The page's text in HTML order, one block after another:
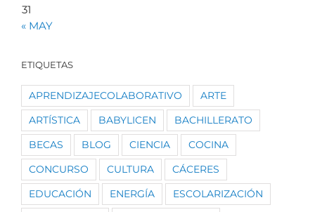
31
« MAY
ETIQUETAS
APRENDIZAJECOLABORATIVO ARTE
ARTÍSTICA BABYLICEN BACHILLERATO
BECAS BLOG CIENCIA COCINA
CONCURSO CULTURA CÁCERES
EDUCACIÓN ENERGÍA ESCOLARIZACIÓN